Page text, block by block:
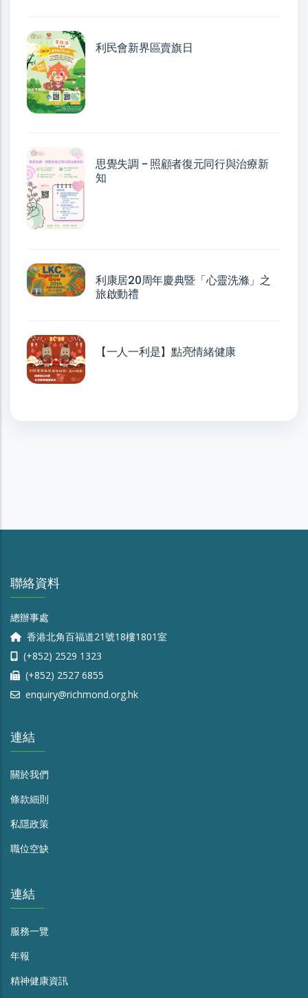
利民會新界區賣旗日
思覺失調 - 照顧者復元同行與治療新
知
利康居20周年慶典暨「心靈洗滌」之
旅啟動禮
【一人一利是】點亮情緒健康
聯絡資料
總辦事處
香港北角百福道21號18樓1801室
(+852) 2529 1323
(+852) 2527 6855
enquiry@richmond.org.hk
連結
關於我們
條款細則
私隱政策
職位空缺
連結
服務一覽
年報
精神健康資訊